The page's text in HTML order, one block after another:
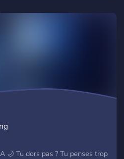
🌙 Tu dors pas ? Tu penses trop